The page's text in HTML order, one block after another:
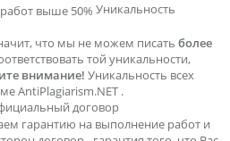
Уникальность
что мы не можем писать более
той уникальности,
внимание! Уникальность всех
AntiPlagiarism.NET .
договор
гарантию на выполнение работ и